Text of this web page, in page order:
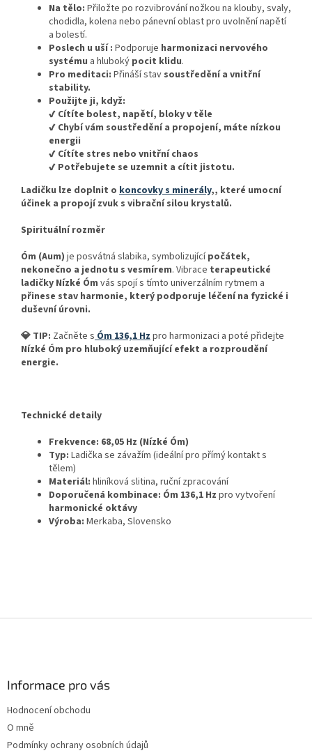
Na tělo: Přiložte po rozvibrování nožkou na klouby, svaly,
chodidla, kolena nebo pánevní oblast pro uvolnění napětí
a bolestí.
Poslech u uší : Podporuje harmonizaci nervového
systému a hluboký pocit klidu.
Pro meditaci: Přináší stav soustředění a vnitřní
stability.
Použijte ji, když:
✔ Cítíte bolest, napětí, bloky v těle
✔ Chybí vám soustředění a propojení, máte nízkou
energii
✔ Cítíte stres nebo vnitřní chaos
✔ Potřebujete se uzemnit a cítit jistotu.
Ladičku lze doplnit o koncovky s minerály,, které umocní
účinek a propojí zvuk s vibrační silou krystalů.
Spirituální rozměr
Óm (Aum) je posvátná slabika, symbolizujícípočátek,
nekonečno a jednotu s vesmírem. Vibrace terapeutické
ladičky Nízké Óm vás spojí s tímto univerzálním rytmem a
přinese stav harmonie, který podporuje léčení na fyzické i
duševní úrovni.
💎 TIP: Začněte s Óm 136,1 Hz pro harmonizaci a poté přidejte
Nízké Óm pro hluboký uzemňující efekt a rozproudění
energie.
Technické detaily
Frekvence: 68,05 Hz (Nízké Óm)
Typ: Ladička se závažím (ideální pro přímý kontakt s
tělem)
Materiál: hliníková slitina, ruční zpracování
Doporučená kombinace: Óm 136,1 Hz pro vytvoření
harmonické oktávy
Výroba: Merkaba, Slovensko
Informace pro vás
Hodnocení obchodu
O mně
Podmínky ochrany osobních údajů